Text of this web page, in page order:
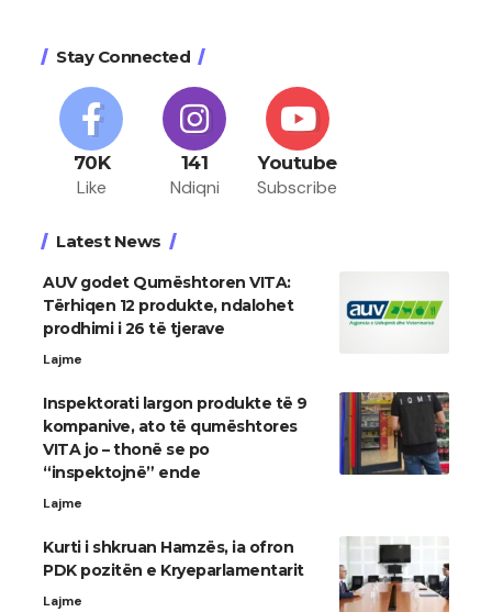
Stay Connected
70K
Like
141
Ndiqni
Youtube
Subscribe
Latest News
AUV godet Qumështoren VITA:
Tërhiqen 12 produkte, ndalohet
prodhimi i 26 të tjerave
Lajme
Inspektorati largon produkte të 9
kompanive, ato të qumështores
VITA jo – thonë se po
“inspektojnë” ende
Lajme
Kurti i shkruan Hamzës, ia ofron
PDK pozitën e Kryeparlamentarit
Lajme